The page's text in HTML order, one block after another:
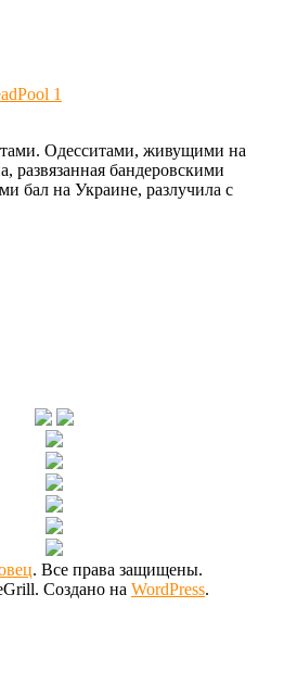
1
Одесситами, живущими на
развязанная бандеровскими
бал на Украине, разлучила с
. Все права защищены.
Создано на WordPress.